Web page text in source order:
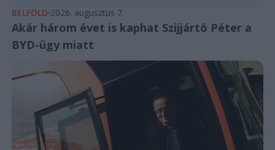
BELFÖLD 2026. augusztus 7.
Akár három évet is kaphat Szijjártó Péter a
BYD-ügy miatt